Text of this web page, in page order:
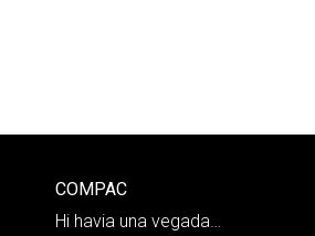
COMPAC
Hi havia una vegada…